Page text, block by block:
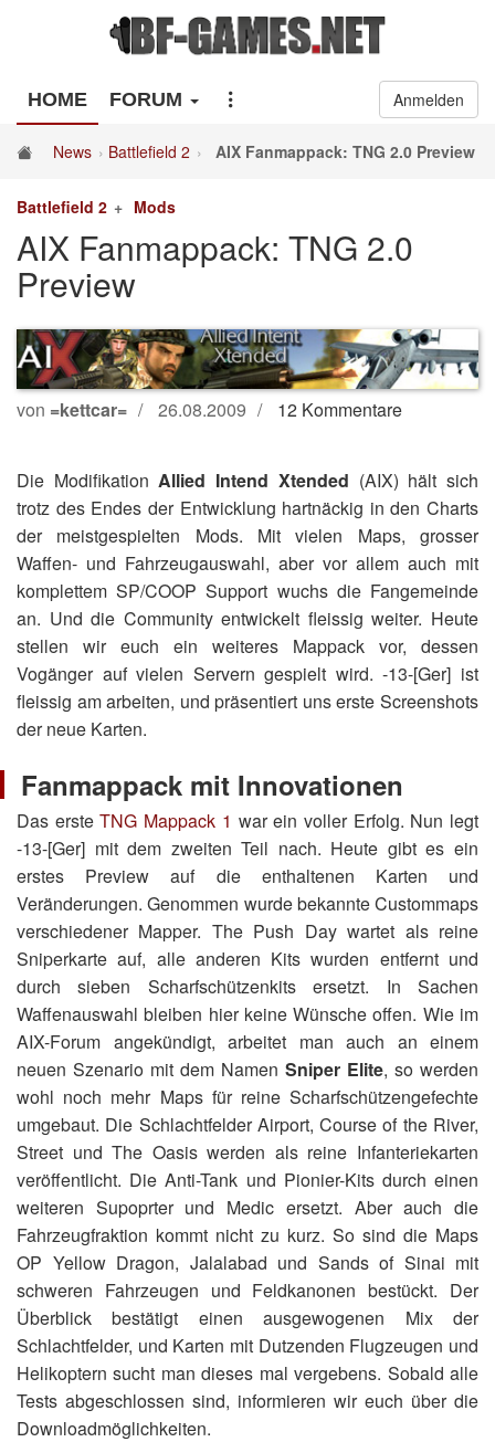
HOME FORUM Anmelden
News Battlefield 2 AIX Fanmappack: TNG 2.0 Preview
Battlefield 2 Mods
AIX Fanmappack: TNG 2.0
Preview
von =kettcar= 26.08.2009 12 Kommentare
Die ModifikationAllied Intend Xtended (AIX) hält sich
trotz des Endes der Entwicklung hartnäckig in den Charts
der meistgespielten Mods. Mit vielen Maps, grosser
Waffen- und Fahrzeugauswahl, aber vor allem auch mit
komplettem SP/COOP Support wuchs die Fangemeinde
an. Und die Community entwickelt fleissig weiter. Heute
stellen wir euch ein weiteres Mappack vor, dessen
Vogänger auf vielen Servern gespielt wird.-13-[Ger] ist
fleissig am arbeiten, und präsentiert uns erste Screenshots
der neue Karten.
Fanmappack mit Innovationen
Das ersteTNG Mappack 1 war ein voller Erfolg. Nun legt
-13-[Ger] mit dem zweiten Teil nach. Heute gibt es ein
erstes Preview auf die enthaltenen Karten und
Veränderungen. Genommen wurde bekannte Custommaps
verschiedener Mapper. The Push Day wartet als reine
Sniperkarte auf, alle anderen Kits wurden entfernt und
durch sieben Scharfschützenkits ersetzt. In Sachen
Waffenauswahl bleiben hier keine Wünsche offen. Wie im
AIX-Forum angekündigt, arbeitet man auch an einem
neuen Szenario mit dem Namen Sniper Elite, so werden
wohl noch mehr Maps für reine Scharfschützengefechte
umgebaut. Die SchlachtfelderAirport, Course of the River,
Street undThe Oasiswerden als reine Infanteriekarten
veröffentlicht. Die Anti-Tank und Pionier-Kits durch einen
weiteren Supoprter und Medic ersetzt. Aber auch die
Fahrzeugfraktion kommt nicht zu kurz. So sind die Maps
OP Yellow Dragon, Jalalabad und Sands of Sinai mit
schweren Fahrzeugen und Feldkanonen bestückt. Der
Überblick bestätigt einen ausgewogenen Mix der
Schlachtfelder, und Karten mit Dutzenden Flugzeugen und
Helikoptern sucht man dieses mal vergebens. Sobald alle
Tests abgeschlossen sind, informieren wir euch über die
Downloadmöglichkeiten.